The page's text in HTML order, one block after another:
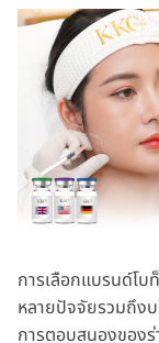
การเลือกแบรนด์โ
หลายปัจจัยรวมถึง
การตอบสนองของ